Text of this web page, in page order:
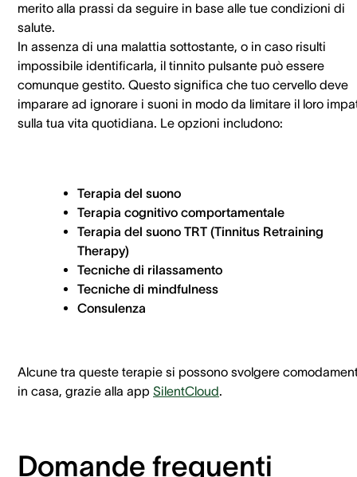
merito alla prassi da seguire in base alle tue condizioni di
salute.
In assenza di una malattia sottostante, o in caso risulti
impossibile identificarla, il tinnito pulsante può essere
comunque gestito. Questo significa che tuo cervello deve
imparare ad ignorare i suoni in modo da limitare il loro
sulla tua vita quotidiana. Le opzioni includono:
Terapia del suono
Terapia cognitivo comportamentale
Terapia del suono TRT (Tinnitus Retraining
Therapy)
Tecniche di rilassamento
Tecniche di mindfulness
Consulenza
Alcune tra queste terapie si possono svolgere
in casa, grazie alla app SilentCloud.
Domande frequenti